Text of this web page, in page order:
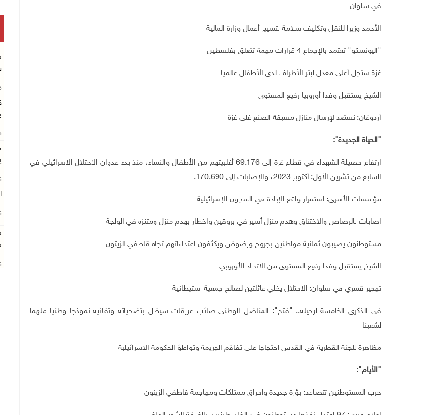
في سلوان
الأحمد وزيرا للنقل وتكليف سلامة بتسيير أعمال وزارة المالية
"اليونسكو" تعتمد بالإجماع 4 قرارات مهمة تتعلق بفلسطين
غزة ستجل أعلى معدل لبتر الأطراف لدى الأطفال عالميا
الشيخ يستقبل وفدا أوروبيا رفيع المستوى
أردوغان: نستعد لإرسال منازل مسبقة الصنع غلى غزة
"الحياة الجديدة":
ارتفاع حصيلة الشهداء في قطاع غزة إلى 69.176 أغلبيتهم من الأطفال والنساء، منذ بدء عدوان الاحتلال الاسرائيلي في
السابع من تشرين الأول: أكتوبر 2023، والإصابات إلى 170.690.
مؤسسات الأسرى: استمرار واقع الإبادة في السجون الإسرائيلية
اصابات بالرصاص والاختناق وهدم منزل أسير في بروقين واخطار بهدم منزل ومتنزه في الولجة
مستوطنون يصيبون ثمانية مواطنين بجروح ورضوض ويكثفون اعتداءاتهم تجاه قاطفي الزيتون
الشيخ يستقبل وفدا رفيع المستوى من الاتحاد الأوروبي
تهجير قسري في سلوان: الاحتلال يخلي عائلتين لصالح جمعية استيطانية
في الذكرى الخامسة لرحيله.. "فتح": المناضل الوطني صائب عريقات سيظل بتضحياته وتفانيه نموذجا وطنيا ملهما
لشعبنا
مظاهرة للجنة القطرية في القدس احتجاجا على تفاقم الجريمة وتواطؤ الحكومة الاسرائيلية
"الأيام":
حرب المستوطنين تتصاعد: بؤرة جديدة واحراق ممتلكات ومهاجمة قاطفي الزيتون